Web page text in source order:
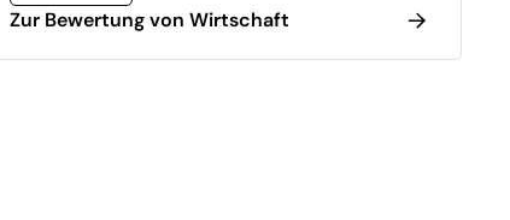
Zur Bewertung von Wirtschaft